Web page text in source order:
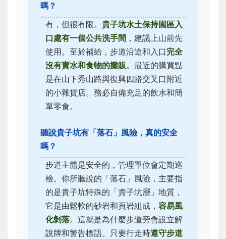
嗎？
有，但很有限。 貴子坑水土保持園區入
口處有一個公共洗手間 ，建議上山前先
使用。至於補給，步道沿途和入口完全
沒有賣水和食物的攤販。最近的購買點
是在山下秀山路與復興四路交叉口附近
的小雜貨店。務必自備充足的飲水和簡
單零食。
聽說貴子坑有「落石」風險，真的安全
嗎？
步道主體是安全的，管理單位會定期巡
檢。你所聽說的「落石」風險，主要指
的是貴子坑特殊的「貴子坑層」地質，
它是由鬆軟的砂岩和頁岩組成， 容易風
化剝落。這就是為什麼步道旁會設立解
說牌和警告標語。只要行走時遵守步道